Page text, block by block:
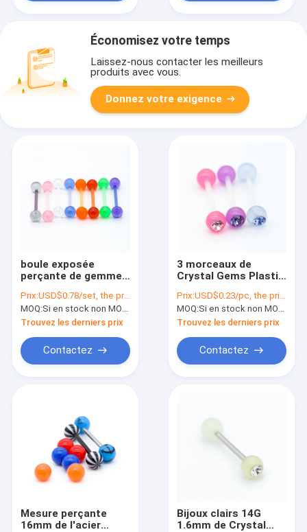
Économisez votre temps
Laissez-nous contacter les meilleurs
produits avec vous.
Donnez votre exigence
boule exposée
perçante de gemmes
mignonne de 14G
16mm pour le cadeau
Prix:USD$0.78/set, the price will be more lower according to qty.
MOQ:Si en stock non MOQ, sinon, ayez besoin de 300pcs.
Trouvez les derniers prix
Contactez
3 morceaux de
Crystal Gems Plastic
perçant 14G
hypoallergénique
Prix:USD$0.23/pc, the price will be more lower according to qty.
MOQ:Si en stock non MOQ, sinon, ayez besoin de 300pcs.
Trouvez les derniers prix
Contactez
Mesure perçante
16mm de l'acier
Bijoux clairs 14G
1.6mm de Crystal